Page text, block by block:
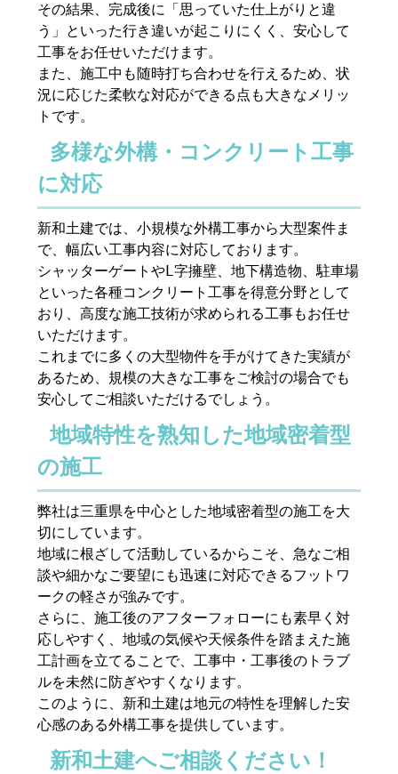
その結果、完成後に「思っていた仕上がりと違
う」といった行き違いが起こりにくく、安心して
工事をお任せいただけます。
また、施工中も随時打ち合わせを行えるため、状
況に応じた柔軟な対応ができる点も大きなメリッ
トです。
多様な外構・コンクリート工事
に対応
新和土建では、小規模な外構工事から大型案件ま
で、幅広い工事内容に対応しております。
シャッターゲートやL字擁壁、地下構造物、駐車場
といった各種コンクリート工事を得意分野として
おり、高度な施工技術が求められる工事もお任せ
いただけます。
これまでに多くの大型物件を手がけてきた実績が
あるため、規模の大きな工事をご検討の場合でも
安心してご相談いただけるでしょう。
地域特性を熟知した地域密着型
の施工
弊社は三重県を中心とした地域密着型の施工を大
切にしています。
地域に根ざして活動しているからこそ、急なご相
談や細かなご要望にも迅速に対応できるフットワ
ークの軽さが強みです。
さらに、施工後のアフターフォローにも素早く対
応しやすく、地域の気候や天候条件を踏まえた施
工計画を立てることで、工事中・工事後のトラブ
ルを未然に防ぎやすくなります。
このように、新和土建は地元の特性を理解した安
心感のある外構工事を提供しています。
新和土建へご相談ください！